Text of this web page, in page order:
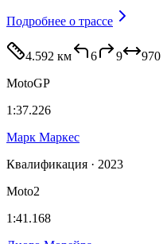
Подробнее о трассе
4.592 км 6 9 970
MotoGP
1:37.226
Марк Маркес
Квалификация · 2023
Moto2
1:41.168